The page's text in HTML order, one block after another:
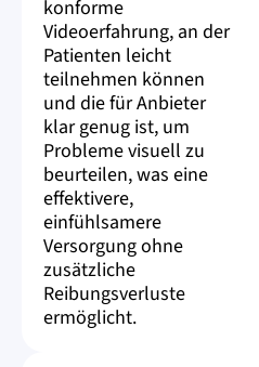
konforme
Videoerfahrung, an der
Patienten leicht
teilnehmen können
und die für Anbieter
klar genug ist, um
Probleme visuell zu
beurteilen, was eine
effektivere,
einfühlsamere
Versorgung ohne
zusätzliche
Reibungsverluste
ermöglicht.